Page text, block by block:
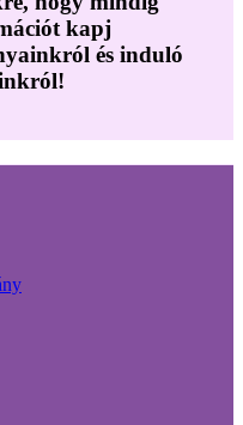
kapj
és induló